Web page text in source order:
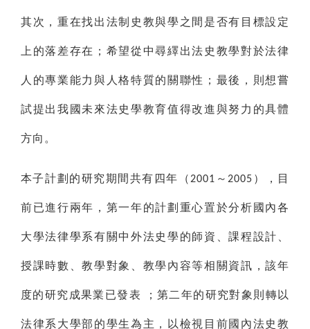
其次，重在找出法制史教與學之間是否有目標設定
上的落差存在；希望從中尋繹出法史教學對於法律
人的專業能力與人格特質的關聯性；最後，則想嘗
試提出我國未來法史學教育值得改進與努力的具體
方向。
本子計劃的研究期間共有四年（ 2001 ～ 2005 ），目
前已進行兩年，第一年的計劃重心置於分析國內各
大學法律學系有關中外法史學的師資、課程設計、
授課時數、教學對象、教學內容等相關資訊，該年
度的研究成果業已發表 ；第二年的研究對象則轉以
法律系大學部的學生為主，以檢視目前國內法史教